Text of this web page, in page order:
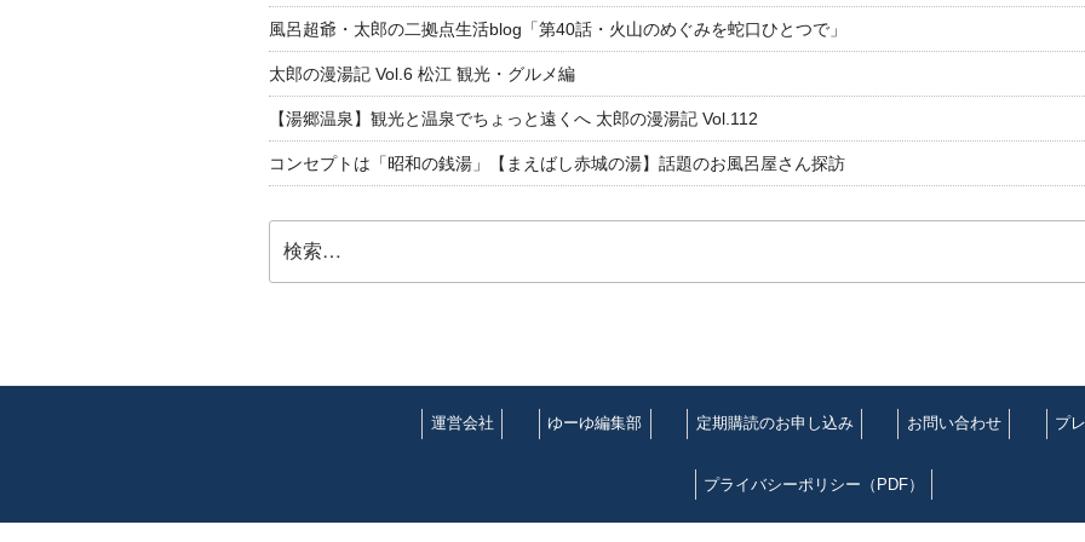
風呂超爺・太郎の二拠点生活blog「第40話・火山のめぐみを蛇口ひとつで」
太郎の漫湯記 Vol.6 松江 観光・グルメ編
【湯郷温泉】観光と温泉でちょっと遠くへ 太郎の漫湯記 Vol.112
コンセプトは「昭和の銭湯」【まえばし赤城の湯】話題のお風呂屋さん探訪
索:
運営会社 ゆーゆ編集部 定期購読のお申し込み お問い合わせ プ
プライバシーポリシー（PDF）